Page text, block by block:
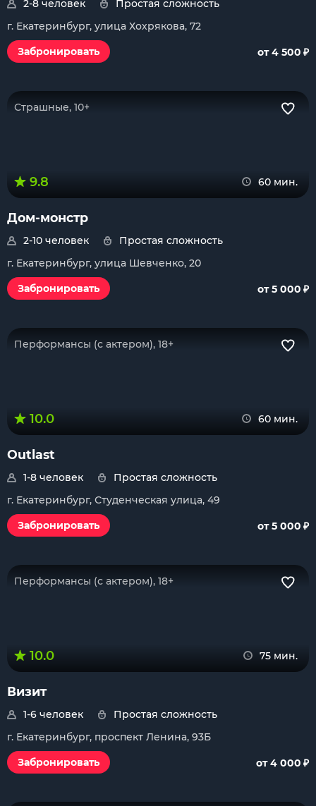
2-8 человек
Простая сложность
г. Екатеринбург, улица Хохрякова, 72
Забронировать
от 4 500 ₽
Страшные, 10+
9.8 60 мин.
Дом-монстр
2-10 человек
Простая сложность
г. Екатеринбург, улица Шевченко, 20
Забронировать
от 5 000 ₽
Перформансы (с актером), 18+
10.0 60 мин.
Outlast
1-8 человек
Простая сложность
г. Екатеринбург, Студенческая улица, 49
Забронировать
от 5 000 ₽
Перформансы (с актером), 18+
10.0 75 мин.
Визит
1-6 человек
Простая сложность
г. Екатеринбург, проспект Ленина, 93Б
Забронировать
от 4 000 ₽